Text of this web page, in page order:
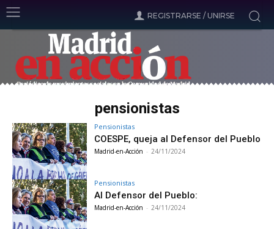
REGISTRARSE / UNIRSE
pensionistas
Pensionistas
COESPE, queja al Defensor del Pueblo
Madrid-en-Acción - 24/11/2024
Pensionistas
Al Defensor del Pueblo:
Madrid-en-Acción - 24/11/2024